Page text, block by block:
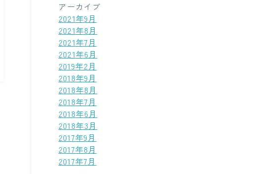
アーカイブ
2021年9月
2021年8月
2021年7月
2021年6月
2019年2月
2018年9月
2018年8月
2018年7月
2018年6月
2018年3月
2017年9月
2017年8月
2017年7月